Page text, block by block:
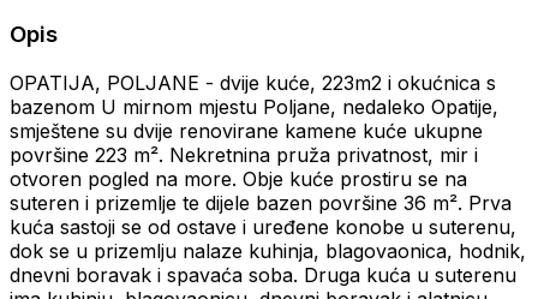
Opis
OPATIJA, POLJANE - dvije kuće, 223m2 i okućnica s
bazenom U mirnom mjestu Poljane, nedaleko Opatije,
smještene su dvije renovirane kamene kuće ukupne
površine 223 m². Nekretnina pruža privatnost, mir i
otvoren pogled na more. Obje kuće prostiru se na
suteren i prizemlje te dijele bazen površine 36 m². Prva
kuća sastoji se od ostave i uređene konobe u suterenu,
dok se u prizemlju nalaze kuhinja, blagovaonica, hodnik,
dnevni boravak i spavaća soba. Druga kuća u suterenu